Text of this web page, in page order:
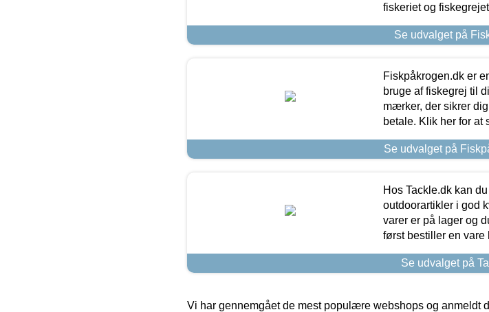
fiskeriet og
Se udvalget på
Fiskpåkrogen.dk er
bruge af fiskegrej til
mærker, der sikrer
betale. Klik her for at
Se udvalget på
Hos Tackle.dk kan
outdoorartikler i god
varer er på lager og
først bestiller en vare
Se udvalget på
Vi har gennemgået de mest populære webshops og anmeldt